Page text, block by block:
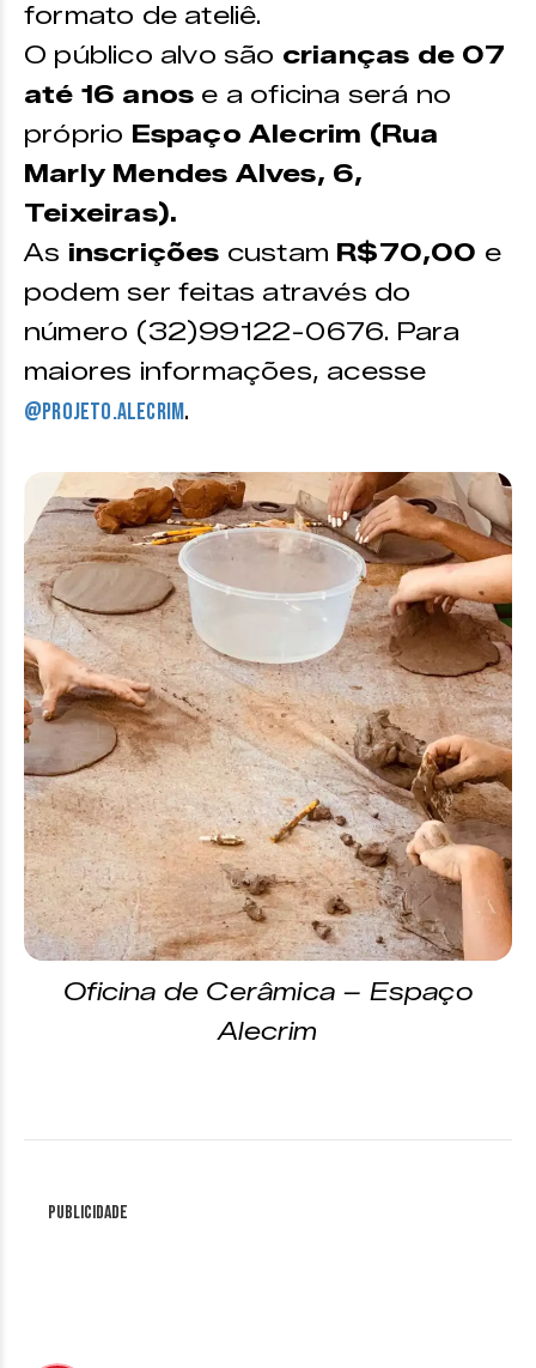
formato de ateliê.
O público alvo são crianças de 07
até 16 anos e a oficina será no
próprio Espaço Alecrim (Rua
Marly Mendes Alves, 6,
Teixeiras).
As inscrições custam R$70,00 e
podem ser feitas através do
número (32)99122-0676. Para
maiores informações, acesse
@projeto.alecrim.
Oficina de Cerâmica – Espaço
Alecrim
Publicidade